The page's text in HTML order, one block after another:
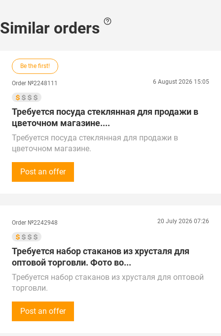
Similar orders
Be the first!
Order №2248111 6 August 2026 15:05
Требуется посуда стеклянная для продажи в
цветочном магазине....
Требуется посуда стеклянная для продажи в
цветочном магазине.
низкий и средний.
Срок закупки: в ближайшее время.
всей России, Кыргызстану, Казахстану, ОАЭ, Китаю,
Турции, Беларуси и странам Прибалтики.
Поставка в г. Новомосковск
Post an offer
Order №2242948 20 July 2026 07:26
Требуется набор стаканов из хрусталя для
оптовой торговли. Фото во...
Требуется набор стаканов из хрусталя для оптовой
торговли.
https://cdn.supl.biz/media/attachments/2026/7/20/72
614_nabor_stakanov_iz_khrustalia.pdf
Post an offer